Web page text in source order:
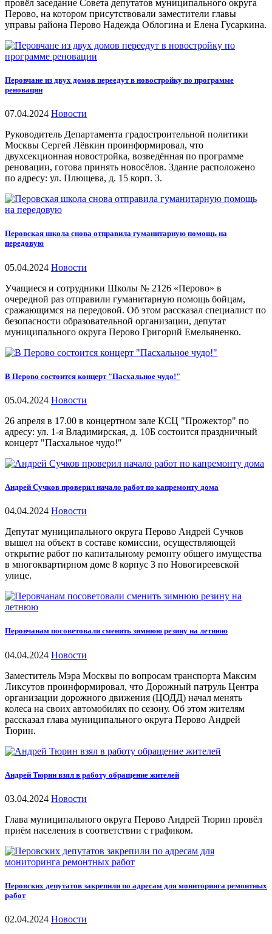
провёл заседание Совета депутатов муниципального округа
Перово, на котором присутствовали заместители главы
управы района Перово Надежда Облогина и Елена Гусаркина.
Перовчане из двух домов переедут в новостройку по программе
реновации
07.04.2024 Новости
Руководитель Департамента градостроительной политики
Москвы Сергей Лёвкин проинформировал, что
двухсекционная новостройка, возведённая по программе
реновации, готова принять новосёлов. Здание расположено
по адресу: ул. Плющева, д. 15 корп. 3.
Перовская школа снова отправила гуманитарную помощь на
передовую
05.04.2024 Новости
Учащиеся и сотрудники Школы № 2126 «Перово» в
очередной раз отправили гуманитарную помощь бойцам,
сражающимся на передовой. Об этом рассказал специалист по
безопасности образовательной организации, депутат
муниципального округа Перово Григорий Емельяненко.
В Перово состоится концерт "Пасхальное чудо!"
05.04.2024 Новости
26 апреля в 17.00 в концертном зале КСЦ "Прожектор" по
адресу: ул. 1-я Владимирская, д. 10Б состоится праздничный
концерт "Пасхальное чудо!"
Андрей Сучков проверил начало работ по капремонту дома
04.04.2024 Новости
Депутат муниципального округа Перово Андрей Сучков
вышел на объект в составе комиссии, осуществляющей
открытие работ по капитальному ремонту общего имущества
в многоквартирном доме 8 корпус 3 по Новогиреевской
улице.
Перовчанам посоветовали сменить зимнюю резину на летнюю
04.04.2024 Новости
Заместитель Мэра Москвы по вопросам транспорта Максим
Ликсутов проинформировал, что Дорожный патруль Центра
организации дорожного движения (ЦОДД) начал менять
колеса на своих автомобилях по сезону. Об этом жителям
рассказал глава муниципального округа Перово Андрей
Тюрин.
Андрей Тюрин взял в работу обращение жителей
03.04.2024 Новости
Глава муниципального округа Перово Андрей Тюрин провёл
приём населения в соответствии с графиком.
Перовских депутатов закрепили по адресам для мониторинга ремонтных
работ
02.04.2024 Новости